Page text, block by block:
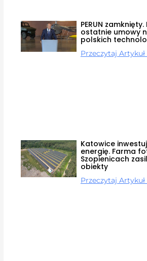
PERUN
ostatnie umowy
polskich
Przeczytaj Artykuł
Katowice
energię. Farma
Szopienicach
obiekty
Przeczytaj Artykuł